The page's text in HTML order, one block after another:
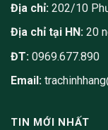
Địa chỉ: 202/10
Địa chỉ tại HN: 20
ĐT: 0969.677.890
Email:
TIN MỚI NHẤT